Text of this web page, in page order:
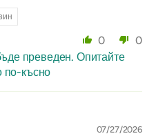
0
0
преведен. Опитайте
по-късно
07/27/2026